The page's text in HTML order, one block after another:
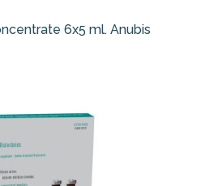
6x5 ml. Anubis